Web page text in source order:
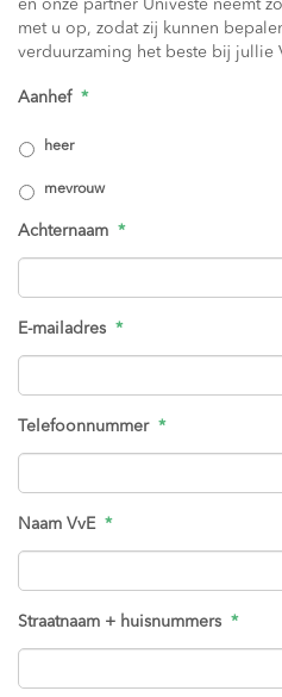
en onze partner Univeste neemt
met u op, zodat zij kunnen
verduurzaming het beste bij jullie
Aanhef *
heer
mevrouw
Achternaam *
E-mailadres *
Telefoonnummer *
Naam VvE *
Straatnaam + huisnummers *